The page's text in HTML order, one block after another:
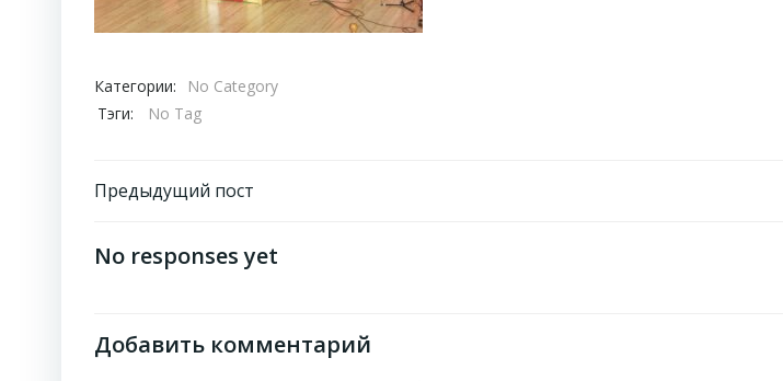
Категории:
No Category
Тэги:
No Tag
Навигация
по
Предыдущий пост
No responses yet
Добавить комментарий